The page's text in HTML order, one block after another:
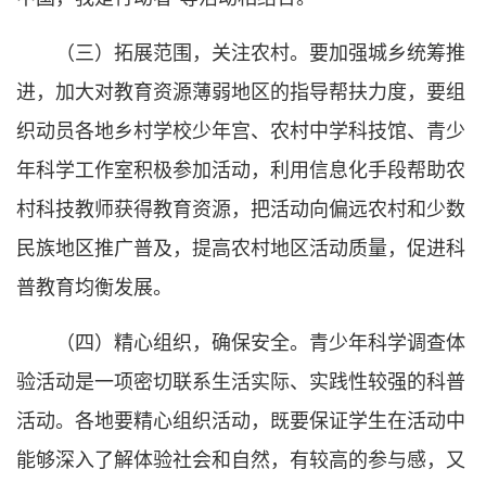
（三）拓展范围，关注农村。要加强城乡统筹推
进，加大对教育资源薄弱地区的指导帮扶力度，要组
织动员各地乡村学校少年宫、农村中学科技馆、青少
年科学工作室积极参加活动，利用信息化手段帮助农
村科技教师获得教育资源，把活动向偏远农村和少数
民族地区推广普及，提高农村地区活动质量，促进科
普教育均衡发展。
（四）精心组织，确保安全。青少年科学调查体
验活动是一项密切联系生活实际、实践性较强的科普
活动。各地要精心组织活动，既要保证学生在活动中
能够深入了解体验社会和自然，有较高的参与感，又